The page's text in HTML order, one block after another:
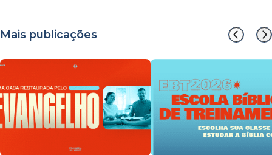
Mais publicações